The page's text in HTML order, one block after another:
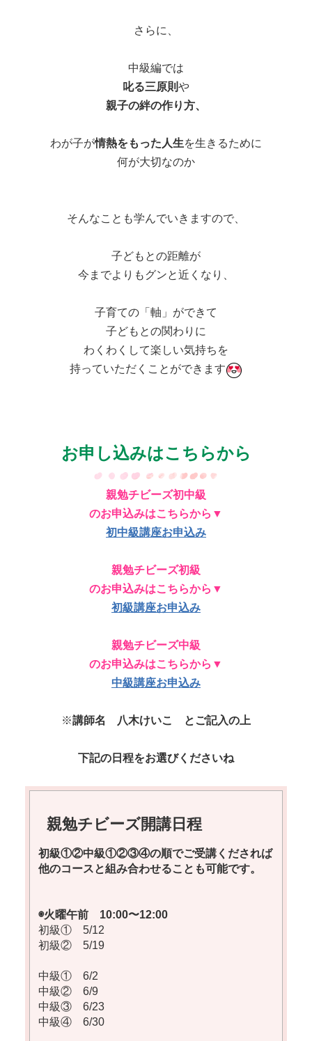
さらに、
中級編では
叱る三原則や
親子の絆の作り方、
わが子が情熱をもった人生を生きるために
何が大切なのか
そんなことも学んでいきますので、
子どもとの距離が
今までよりもグンと近くなり、
子育ての「軸」ができて
子どもとの関わりに
わくわくして楽しい気持ちを
持っていただくことができます
お申し込みはこちらから
親勉チビーズ初中級
のお申込みはこちらから▼
初中級講座お申込み
親勉チビーズ初級
のお申込みはこちらから▼
初級講座お申込み
親勉チビーズ中級
のお申込みはこちらから▼
中級講座お申込み
※講師名 八木けいこ とご記入の上
下記の日程をお選びくださいね
親勉チビーズ開講日程
初級①②中級①②③④の順でご受講くだされば
他のコースと組み合わせることも可能です。
◉火曜午前 10:00〜12:00
初級① 5/12
初級② 5/19
中級① 6/2
中級② 6/9
中級③ 6/23
中級④ 6/30